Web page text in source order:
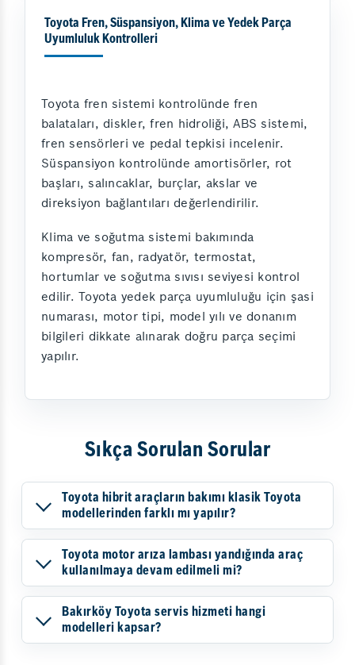
Toyota Fren, Süspansiyon, Klima ve Yedek Parça
Uyumluluk Kontrolleri
Toyota fren sistemi kontrolünde fren
balataları, diskler, fren hidroliği, ABS sistemi,
fren sensörleri ve pedal tepkisi incelenir.
Süspansiyon kontrolünde amortisörler, rot
başları, salıncaklar, burçlar, akslar ve
direksiyon bağlantıları değerlendirilir.
Klima ve soğutma sistemi bakımında
kompresör, fan, radyatör, termostat,
hortumlar ve soğutma sıvısı seviyesi kontrol
edilir. Toyota yedek parça uyumluluğu için şasi
numarası, motor tipi, model yılı ve donanım
bilgileri dikkate alınarak doğru parça seçimi
yapılır.
Sıkça Sorulan Sorular
Toyota hibrit araçların bakımı klasik Toyota
modellerinden farklı mı yapılır?
Toyota motor arıza lambası yandığında araç
kullanılmaya devam edilmeli mi?
Bakırköy Toyota servis hizmeti hangi
modelleri kapsar?